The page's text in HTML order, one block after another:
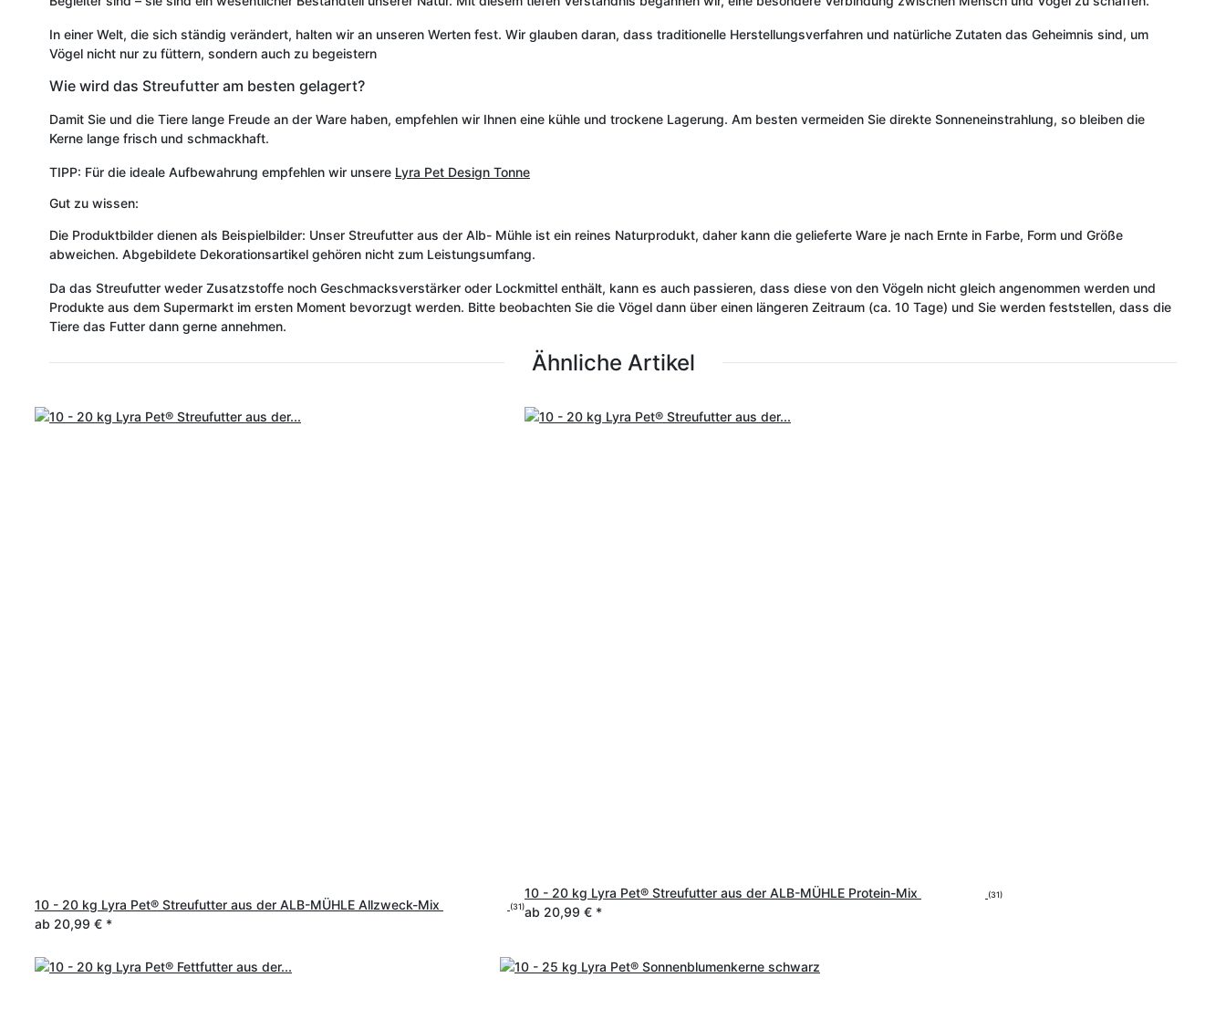
In einer Welt, die sich ständig verändert, halten wir an unseren Werten fest. Wir glauben daran, dass traditionelle Herstellungsverfahren und natürliche Zutaten das Geheimnis sind, um
Vögel nicht nur zu füttern, sondern auch zu begeistern
Wie wird das Streufutter am besten gelagert?
Damit Sie und die Tiere lange Freude an der Ware haben, empfehlen wir Ihnen eine kühle und trockene Lagerung. Am besten vermeiden Sie direkte Sonneneinstrahlung, so bleiben die
Kerne lange frisch und schmackhaft.
TIPP: Für die ideale Aufbewahrung empfehlen wir unsere Lyra Pet Design Tonne
Gut zu wissen:
Die Produktbilder dienen als Beispielbilder: Unser Streufutter aus der Alb- Mühle ist ein reines Naturprodukt, daher kann die gelieferte Ware je nach Ernte in Farbe, Form und Größe
abweichen. Abgebildete Dekorationsartikel gehören nicht zum Leistungsumfang.
Da das Streufutter weder Zusatzstoffe noch Geschmacksverstärker oder Lockmittel enthält, kann es auch passieren, dass diese von den Vögeln nicht gleich angenommen werden und
Produkte aus dem Supermarkt im ersten Moment bevorzugt werden. Bitte beobachten Sie die Vögel dann über einen längeren Zeitraum (ca. 10 Tage) und Sie werden feststellen, dass die
Tiere das Futter dann gerne annehmen.
Ähnliche Artikel
10 - 20 kg Lyra Pet® Streufutter aus der ALB-MÜHLE Allzweck-Mix (31)
ab 20,99 € *
10 - 20 kg Lyra Pet® Streufutter aus der ALB-MÜHLE Protein-Mix (31)
ab 20,99 € *